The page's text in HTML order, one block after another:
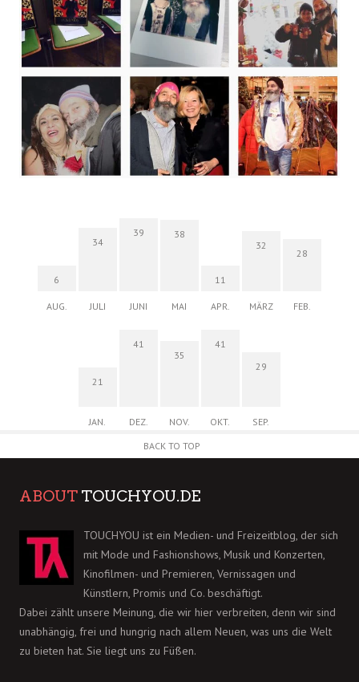
6
AUG.
34
JULI
39
JUNI
38
MAI
11
APR.
32
MÄRZ
28
FEB.
21
JAN.
41
DEZ.
35
NOV.
41
OKT.
29
SEP.
BACK TO TOP
ABOUT TOUCHYOU.DE
TOUCHYOU ist ein Medien- und Freizeitblog, der sich
mit Mode und Fashionshows, Musik und Konzerten,
Kinofilmen- und Premieren, Vernissagen und
Künstlern, Promis und Co. beschäftigt.
Dabei zählt unsere Meinung, die wir hier verbreiten, denn wir sind
unabhängig, frei und hungrig nach allem Neuen, was uns die Welt
zu bieten hat. Sie liegt uns zu Füßen.